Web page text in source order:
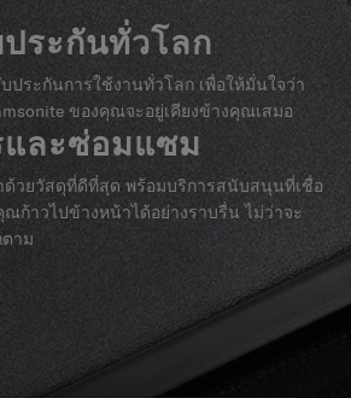
ระกันทั่วโลก
ประกันการใช้งานทั่วโลก เพื่อให้มั่นใจว่า
ของคุณจะอยู่เคียงข้างคุณเสมอ
และซ่อมแซม
ด้วยวัสดุที่ดีที่สุด พร้อมบริการสนับสนุนที่เชื่อ
ณก้าวไปข้างหน้าได้อย่างราบรื่น ไม่ว่าจะ
าม